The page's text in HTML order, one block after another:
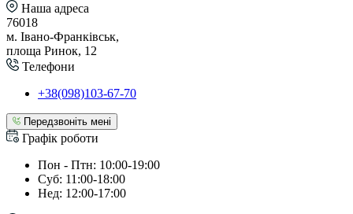
Наша адреса
76018
м. Івано-Франківськ,
площа Ринок, 12
Телефони
+38(098)103-67-70
Передзвоніть мені
Графік роботи
Пон - Птн: 10:00-19:00
Суб: 11:00-18:00
Нед: 12:00-17:00